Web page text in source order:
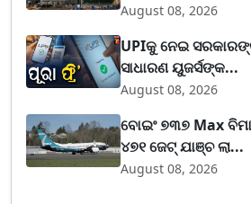
August 08, 2026
UPIକୁ ନେଇ
ସାଧାରଣ ୟୁଜର୍ସଙ୍କ...
August 08, 2026
ବୋଇଂ ୭୩୭ Max
୪୭୧ ଜେଟ୍ ଯାଞ୍ଚ ଲା...
August 08, 2026